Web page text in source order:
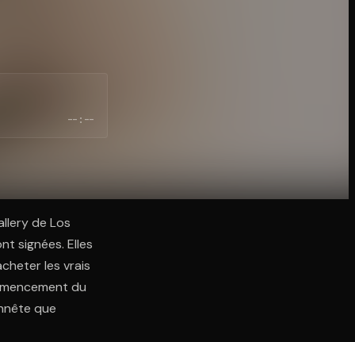
--:--
de Los
signées. Elles
les vrais
du
que